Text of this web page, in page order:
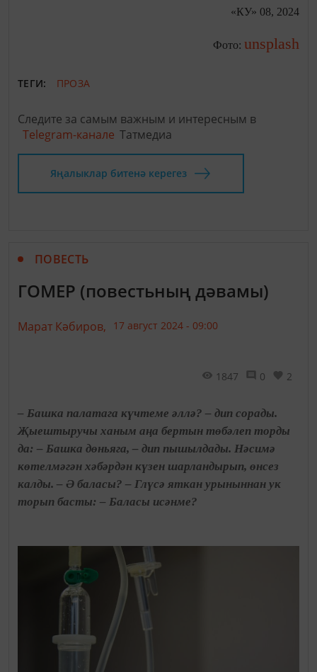
«КУ» 08, 2024
Фото: unsplash
ТЕГИ: ПРОЗА
Следите за самым важным и интересным в
Telegram-канале Татмедиа
Яңалыклар битенә керегез
ПОВЕСТЬ
ГОМЕР (повестьның дәвамы)
Марат Кәбиров, 17 август 2024 - 09:00
1847 0 2
– Башка палатага күчтеме әллә? – дип сорады.
Җыештыручы ханым аңа бертын төбәлеп торды
да: – Башка дөньяга, – дип пышылдады. Нәсимә
көтелмәгән хәбәрдән күзен шарландырып, өнсез
калды. – Ә баласы? – Глүсә яткан урыныннан ук
торып басты: – Баласы исәнме?